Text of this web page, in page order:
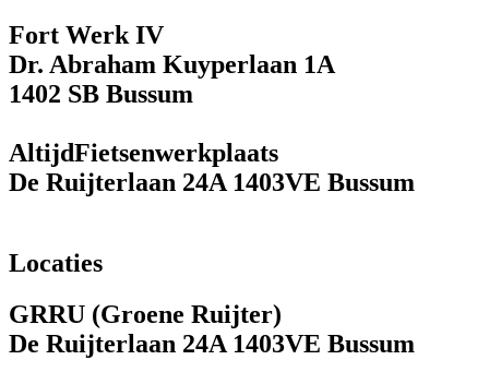
Fort Werk IV
Dr. Abraham Kuyperlaan 1A
1402 SB Bussum
AltijdFietsenwerkplaats
De Ruijterlaan 24A 1403VE Bussum
Locaties
GRRU (Groene Ruijter)
De Ruijterlaan 24A 1403VE Bussum